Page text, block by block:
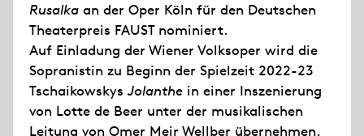
Rusalka an der Oper Köln für den Deutschen
Theaterpreis FAUST nominiert.
Auf Einladung der Wiener Volksoper wird die
Sopranistin zu Beginn der Spielzeit 2022-23
TschaikowskysJolanthe in einer Inszenierung
von Lotte de Beer unter der musikalischen
Leitung von Omer Meir Wellber übernehmen.